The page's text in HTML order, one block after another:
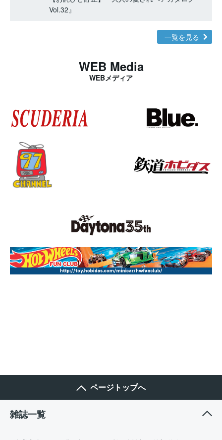
Vol.32』
一覧を見る
WEB Media
WEBメディア
ページトップへ
雑誌一覧